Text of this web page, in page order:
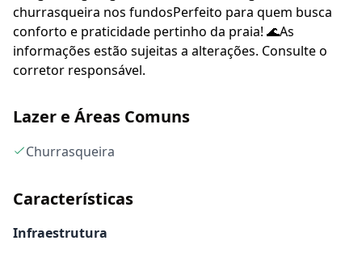
churrasqueira nos fundosPerfeito para quem busca
conforto e praticidade pertinho da praia! 🌊As
informações estão sujeitas a alterações. Consulte o
corretor responsável.
Lazer e Áreas Comuns
Churrasqueira
Características
Infraestrutura